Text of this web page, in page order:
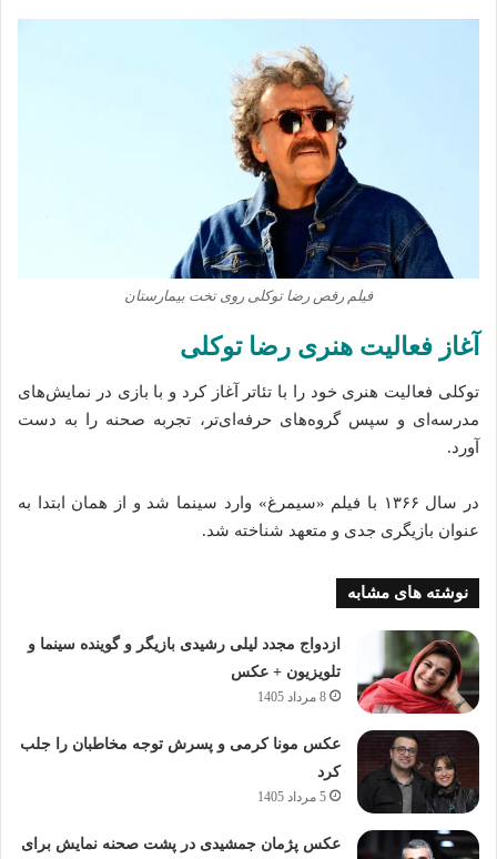
فیلم رقص رضا توکلی روی تخت بیمارستان
آغاز فعالیت هنری رضا توکلی
توکلی فعالیت هنری خود را با تئاتر آغاز کرد و با بازی در نمایش‌های
مدرسه‌ای و سپس گروه‌های حرفه‌ای‌تر، تجربه صحنه را به دست
آورد.
در سال ۱۳۶۶ با فیلم «سیمرغ» وارد سینما شد و از همان ابتدا به
عنوان بازیگری جدی و متعهد شناخته شد.
نوشته های مشابه
ازدواج مجدد لیلی رشیدی بازیگر و گوینده سینما و
تلویزیون + عکس
8 مرداد 1405
عکس مونا کرمی و پسرش توجه مخاطبان را جلب
کرد
5 مرداد 1405
عکس پژمان جمشیدی در پشت صحنه نمایش برای